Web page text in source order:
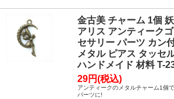
金古美 チャーム 1個
アリス アンティーク
セサリー パーツ カン
メタル ピアス タッセ
ハンドメイド 材料 T-
29円(税込)
アンティークのメタルチャーム1個
パーツに!